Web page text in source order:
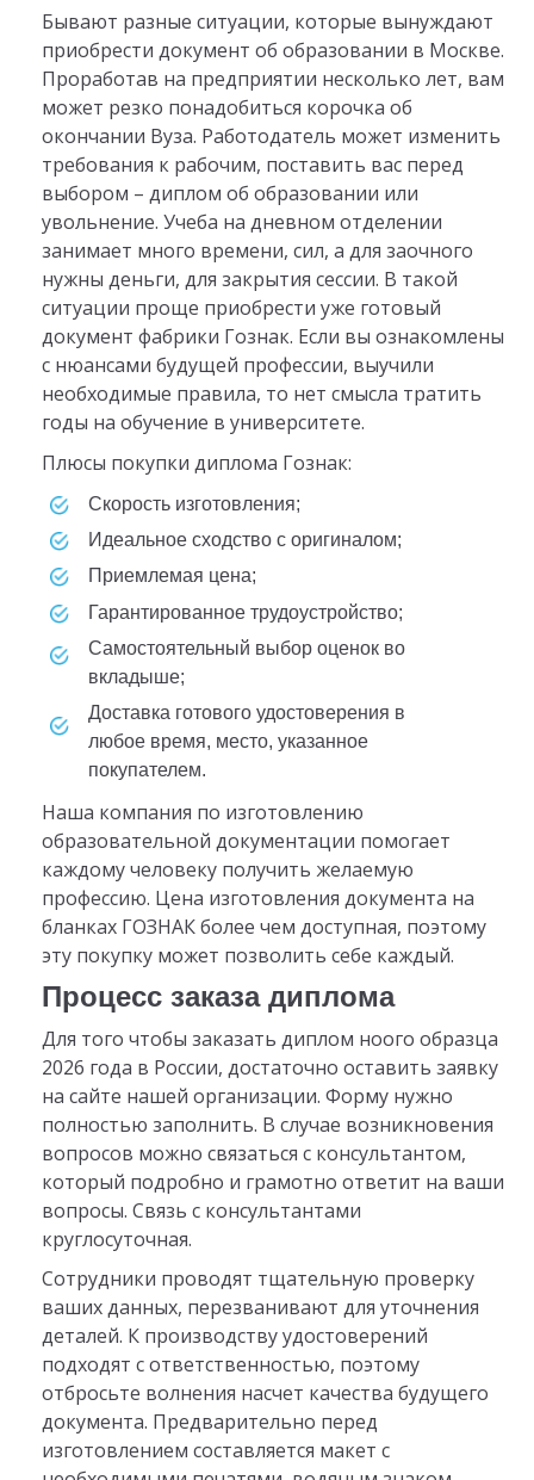
Бывают разные ситуации, которые вынуждают
приобрести документ об образовании в Москве.
Проработав на предприятии несколько лет, вам
может резко понадобиться корочка об
окончании Вуза. Работодатель может изменить
требования к рабочим, поставить вас перед
выбором – диплом об образовании или
увольнение. Учеба на дневном отделении
занимает много времени, сил, а для заочного
нужны деньги, для закрытия сессии. В такой
ситуации проще приобрести уже готовый
документ фабрики Гознак. Если вы ознакомлены
с нюансами будущей профессии, выучили
необходимые правила, то нет смысла тратить
годы на обучение в университете.
Плюсы покупки диплома Гознак:
скорость изготовления;
идеальное сходство с оригиналом;
приемлемая цена;
гарантированное трудоустройство;
самостоятельный выбор оценок во
вкладыше;
доставка готового удостоверения в
любое время, место, указанное
покупателем.
Наша компания по изготовлению
образовательной документации помогает
каждому человеку получить желаемую
профессию. Цена изготовления документа на
бланках ГОЗНАК более чем доступная, поэтому
эту покупку может позволить себе каждый.
Процесс заказа диплома
Для того чтобы заказать диплом ноого образца
2026 года в России, достаточно оставить заявку
на сайте нашей организации. Форму нужно
полностью заполнить. В случае возникновения
вопросов можно связаться с консультантом,
который подробно и грамотно ответит на ваши
вопросы. Связь с консультантами
круглосуточная.
Сотрудники проводят тщательную проверку
ваших данных, перезванивают для уточнения
деталей. К производству удостоверений
подходят с ответственностью, поэтому
отбросьте волнения насчет качества будущего
документа. Предварительно перед
изготовлением составляется макет с